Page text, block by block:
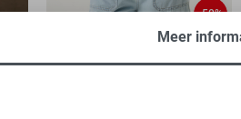
-50%
Meer